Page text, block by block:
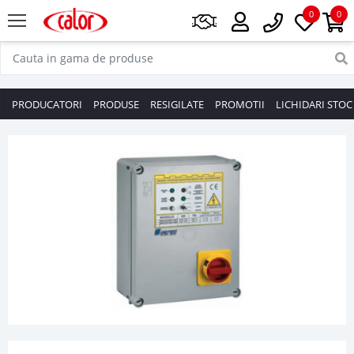
0
0
PRODUCATORI PRODUSE RESIGILATE PROMOTII LICHIDARI STOC